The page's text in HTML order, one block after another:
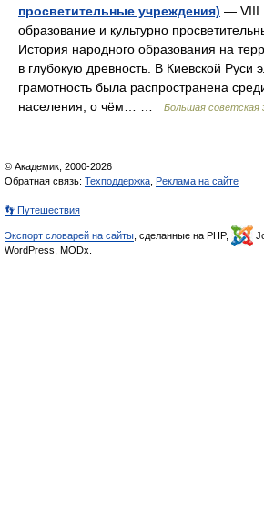
просветительные учреждения) — VIII.
образование и культурно
История народного образования на
в глубокую древность. В Киевской Руси
грамотность была распространена
населения, о чём… …
Большая советская
© Академик, 2000-2026
Обратная связь: Техподдержка Реклама на сайте
👣 Путешествия
Экспорт словарей на сайты , сделанные на PHP,
WordPress, MODx.